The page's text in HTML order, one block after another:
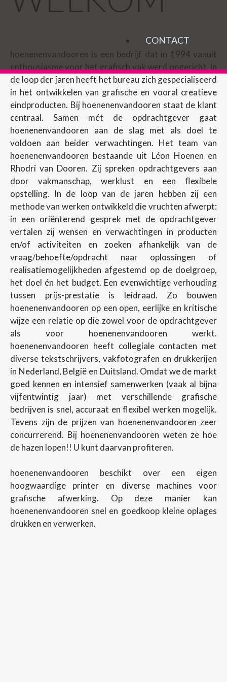
CONTACT
hoenenenvandooren is een bedrijf dat in 1994 vanuit
enthousiasme voor het grafisch vak werd opgericht. In
de loop der jaren heeft het bureau zich gespecialiseerd
in het ontwikkelen van grafische en vooral creatieve
eindproducten. Bij hoenenenvandooren staat de klant
centraal. Samen mét de opdrachtgever gaat
hoenenenvandooren aan de slag met als doel te
voldoen aan beider verwachtingen. Het team van
hoenenenvandooren bestaande uit Léon Hoenen en
Rhodri van Dooren. Zij spreken opdrachtgevers aan
door vakmanschap, werklust en een flexibele
opstelling. In de loop van de jaren hebben zij een
methode van werken ontwikkeld die vruchten afwerpt:
in een oriënterend gesprek met de opdrachtgever
vertalen zij wensen en verwachtingen in producten
en/of activiteiten en zoeken afhankelijk van de
vraag/behoefte/opdracht naar oplossingen of
realisatiemogelijkheden afgestemd op de doelgroep,
het doel én het budget. Een evenwichtige verhouding
tussen prijs-prestatie is leidraad. Zo bouwen
hoenenenvandooren op een open, eerlijke en kritische
wijze een relatie op die zowel voor de opdrachtgever
als voor hoenenenvandooren werkt.
hoenenenvandooren heeft collegiale contacten met
diverse tekstschrijvers, vakfotografen en drukkerijen
in Nederland, België en Duitsland. Omdat we de markt
goed kennen en intensief samenwerken (vaak al bijna
vijfentwintig jaar) met verschillende grafische
bedrijven is snel, accuraat en flexibel werken mogelijk.
Tevens zijn de prijzen van hoenenenvandooren zeer
concurrerend. Bij hoenenenvandooren weten ze hoe
de hazen lopen!! U kunt daarvan profiteren.
hoenenenvandooren beschikt over een eigen
hoogwaardige printer en diverse machines voor
grafische afwerking. Op deze manier kan
hoenenenvandooren snel en goedkoop kleine oplages
drukken en verwerken.